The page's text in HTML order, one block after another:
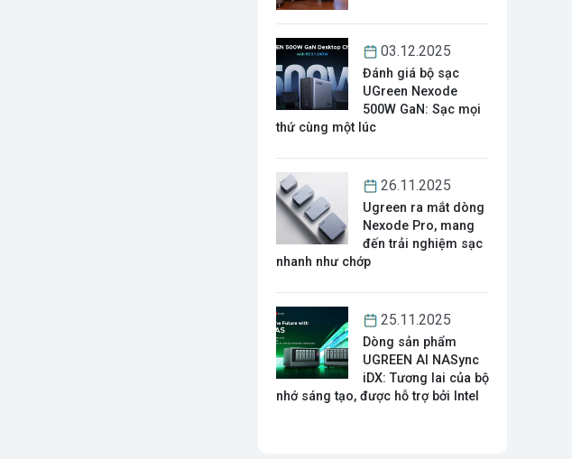
03.12.2025
Đánh giá bộ sạc
UGreen Nexode
500W GaN: Sạc mọi
thứ cùng một lúc
26.11.2025
Ugreen ra mắt dòng
Nexode Pro, mang
đến trải nghiệm sạc
nhanh như chớp
25.11.2025
Dòng sản phẩm
UGREEN AI NASync
iDX: Tương lai của bộ
nhớ sáng tạo, được hỗ trợ bởi Intel